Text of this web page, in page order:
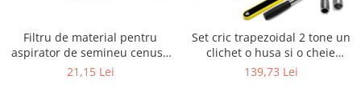
Filtru de material pentru
aspirator de semineu cenusa
cu un diametru de 295 mm
21,15 Lei
Set cric trapezoidal 2 tone un
clichet o husa si o cheie
telescopica pentru roti
139,73 Lei